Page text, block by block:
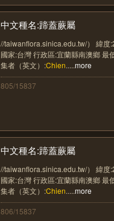
中文種名:蹄蓋蕨屬
//taiwanflora.sinica.edu.tw/） 緯
國家:台灣 行政區:宜蘭縣南澳鄉 最
集者（英文）:Chien.....more
805/15837
中文種名:蹄蓋蕨屬
//taiwanflora.sinica.edu.tw/） 緯
國家:台灣 行政區:宜蘭縣南澳鄉 最
集者（英文）:Chien.....more
806/15837